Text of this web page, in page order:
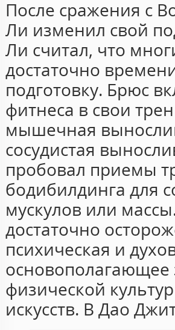
После сражения с
Ли изменил свой
Ли считал, что
достаточно
подготовку. Брюс
фитнеса в свои
мышечная
сосудистая
пробовал приемы
бодибилдинга для
мускулов или
достаточно
психическая и
основополагающее
физической
искусств. В Дао